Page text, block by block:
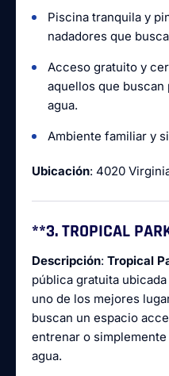
Piscina tranquila y
nadadores que
Acceso gratuito y
aquellos que buscan
agua.
Ambiente familiar y
Ubicación: 4020
**3.TROPICAL
Descripción: Tropical
pública gratuita
uno de los mejores
buscan un espacio
entrenar o
agua.